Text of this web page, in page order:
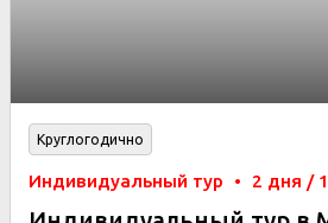
Круглогодично
Индивидуальный тур • 2 дня /